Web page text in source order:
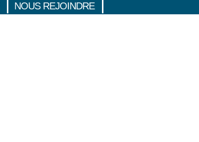
NOUS REJOINDRE